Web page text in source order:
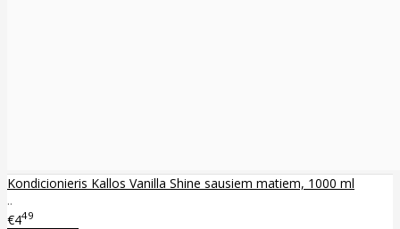
Kondicionieris Kallos Vanilla Shine sausiem matiem, 1000 ml
..
€449